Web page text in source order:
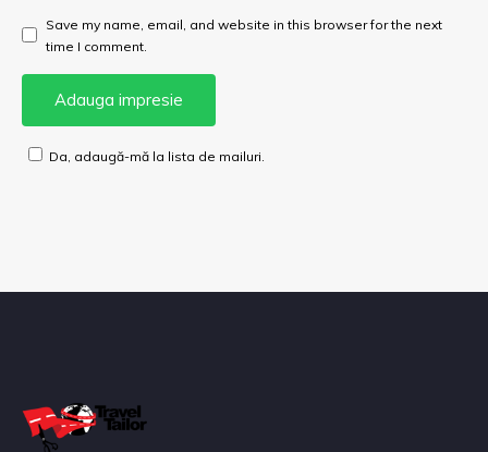
Save my name, email, and website in this browser for the next
time I comment.
Da, adaugă-mă la lista de mailuri.